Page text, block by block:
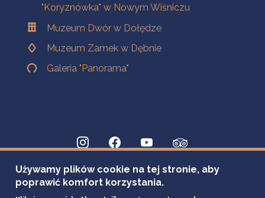
"Koryznówka" w Nowym Wiśniczu
Muzeum Dwór w Dołędze
Muzeum Zamek w Dębnie
Galeria "Panorama"
Używamy plików cookie na tej stronie, aby
poprawić komfort korzystania.